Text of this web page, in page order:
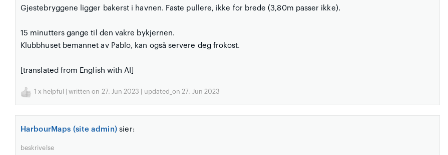
Gjestebryggene ligger bakerst i havnen. Faste pullere, ikke for brede (3,80m passer ikke).
15 minutters gange til den vakre bykjernen.
Klubbhuset bemannet av Pablo, kan også servere deg frokost.
[translated from English with AI]
1 x helpful | written on 27. Jun 2023 | updated_on 27. Jun 2023
HarbourMaps (site admin) sier:
beskrivelse